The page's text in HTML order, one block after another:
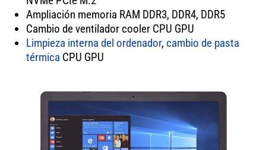
Ampliación memoria RAM DDR3, DDR4, DDR5
Cambio de ventilador cooler CPU GPU
Limpieza interna del ordenador, cambio de pasta
térmica CPU GPU